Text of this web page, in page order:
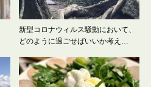
新型コロナウィルス騒動において、
どのように過ごせばいいか考え…